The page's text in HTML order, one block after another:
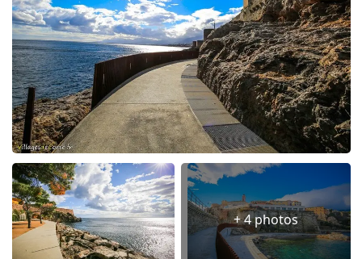
+ 4 photos